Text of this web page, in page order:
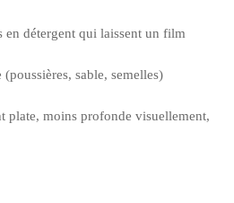
en détergent qui laissent un film
sable, semelles)
plate, moins profonde visuellement,